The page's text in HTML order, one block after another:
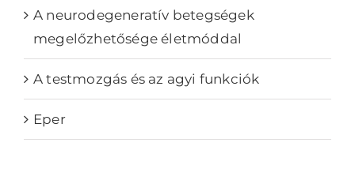
A neurodegeneratív betegségek
megelőzhetősége életmóddal
A testmozgás és az agyi funkciók
Eper